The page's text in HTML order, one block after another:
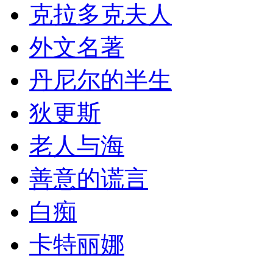
克拉多克夫人
外文名著
丹尼尔的半生
狄更斯
老人与海
善意的谎言
白痴
卡特丽娜